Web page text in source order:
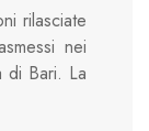
rilasciate
nei
di Bari. La